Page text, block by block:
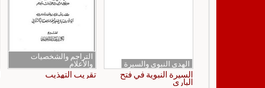
الهدي النبوي والسيرة
السيرة النبوية في فتح
الباري
التراجم والشخصيات
والأعلام
تقريب التهذيب